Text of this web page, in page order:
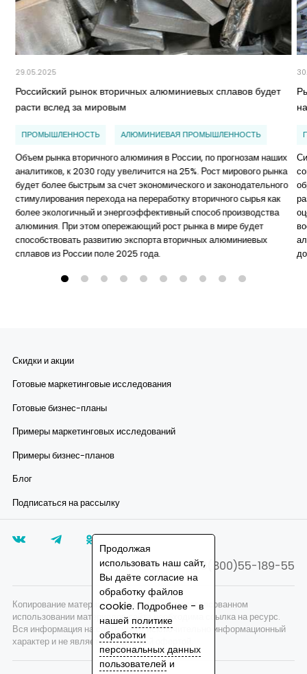
29.05.2025
Российский рынок вторичных алюминиевых сплавов будет
расти вслед за мировым
ПРОМЫШЛЕННОСТЬ АЛЮМИНИЕВАЯ ПРОМЫШЛЕННОСТЬ
Объем рынка вторичного алюминия в России, по прогнозам наших
аналитиков, к 2030 году увеличится на 25%. Рост мирового рынка
будет более быстрым за счет экономического и законодательного
стимулирования перехода на переработку вторичного сырья как
более экологичный и энергоэффективный способ производства
алюминия. При этом опережающий рост рынка в мире будет
способствовать развитию экспорта вторичных алюминиевых
сплавов из России поле 2025 года.
Скидки и акции
Готовые маркетинговые исследования
Готовые бизнес-планы
Примеры маркетинговых исследований
Примеры бизнес-планов
Блог
Подписаться на рассылку
8(800)55-189-55
Копирование материалов запрещено, при согласованном
использовании материалов сайта необходима ссылка на ресурс.
Вся информация на сайте носит исключительно информационный
характер и не является публичной офертой.
Продолжая
использовать наш сайт,
Вы даёте согласие на
обработку файлов
cookie. Подробнее - в
нашей политике
обработки
персональных данных
пользователей и